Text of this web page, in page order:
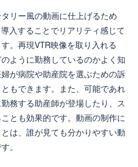
リー風の動画に仕上げるため
入することでリアリティ感じて
。再現VTR映像を取り入れる
ように勤務しているのかよく知
が病院や助産院を選ぶための訴
もできます。また、可能であれ
務する助産師が登場したり、ス
とも効果的です。動画の制作に
は、誰が見ても分かりやすい動
。